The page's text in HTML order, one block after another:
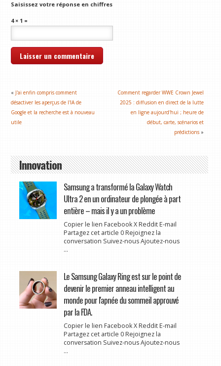
Saisissez votre réponse en chiffres
4 × 1 =
« J'ai enfin compris comment
désactiver les aperçus de l'IA de
Google et la recherche est à nouveau
utile
Comment regarder WWE Crown Jewel
2025 : diffusion en direct de la lutte
en ligne aujourd'hui ; heure de
début, carte, scénarios et
prédictions »
Innovation
Samsung a transformé la Galaxy Watch
Ultra 2 en un ordinateur de plongée à part
entière – mais il y a un problème
Copier le lien Facebook X Reddit E-mail
Partagez cet article 0 Rejoignez la
conversation Suivez-nous Ajoutez-nous
...
Le Samsung Galaxy Ring est sur le point de
devenir le premier anneau intelligent au
monde pour l'apnée du sommeil approuvé
par la FDA.
Copier le lien Facebook X Reddit E-mail
Partagez cet article 0 Rejoignez la
conversation Suivez-nous Ajoutez-nous
...